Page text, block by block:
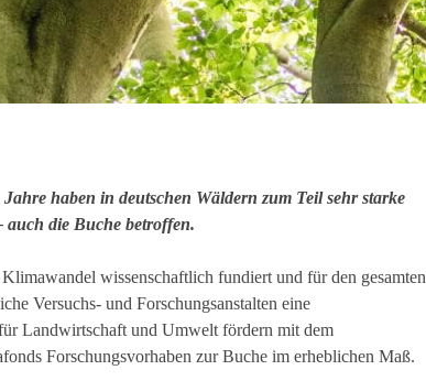
haben in deutschen Wäldern zum Teil sehr starke
auch die Buche betroffen.
wissenschaftlich fundiert und für den gesamten
Versuchs- und Forschungsanstalten eine
Landwirtschaft und Umwelt fördern mit dem
Forschungsvorhaben zur Buche im erheblichen Maß.